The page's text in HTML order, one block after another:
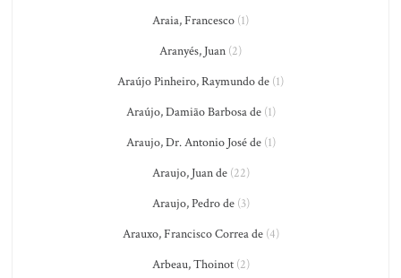
Araia, Francesco (1)
Aranyés, Juan (2)
Araújo Pinheiro, Raymundo de (1)
Araújo, Damião Barbosa de(1)
Araujo, Dr. Antonio José de(1)
Araujo, Juan de(22)
Araujo, Pedro de(3)
Arauxo, Francisco Correa de(4)
Arbeau, Thoinot(2)